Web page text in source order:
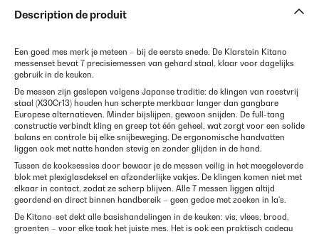
Description de produit
Een goed mes merk je meteen – bij de eerste snede. De Klarstein Kitano
messenset bevat 7 precisiemessen van gehard staal, klaar voor dagelijks
gebruik in de keuken.
De messen zijn geslepen volgens Japanse traditie: de klingen van roestvrij
staal (X30Cr13) houden hun scherpte merkbaar langer dan gangbare
Europese alternatieven. Minder bijslijpen, gewoon snijden. De full-tang
constructie verbindt kling en greep tot één geheel, wat zorgt voor een solide
balans en controle bij elke snijbeweging. De ergonomische handvatten
liggen ook met natte handen stevig en zonder glijden in de hand.
Tussen de kooksessies door bewaar je de messen veilig in het meegeleverde
blok met plexiglasdeksel en afzonderlijke vakjes. De klingen komen niet met
elkaar in contact, zodat ze scherp blijven. Alle 7 messen liggen altijd
geordend en direct binnen handbereik – geen gedoe met zoeken in la's.
De Kitano-set dekt alle basishandelingen in de keuken: vis, vlees, brood,
groenten – voor elke taak het juiste mes. Het is ook een praktisch cadeau